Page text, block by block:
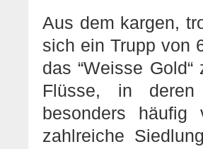
Aus dem kargen,
sich ein Trupp von
das “Weisse
Flüsse, in deren
besonders
zahlreiche